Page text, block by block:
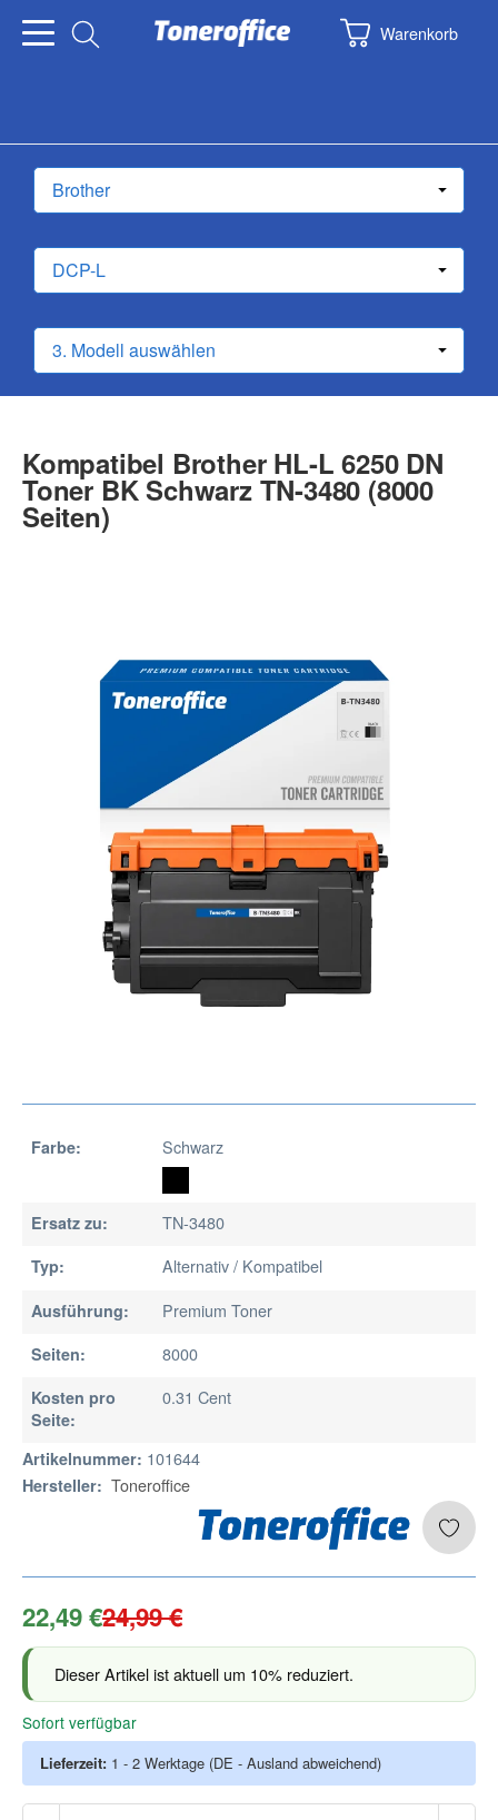
Warenkorb
Kompatibel Brother HL-L 6250 DN
Toner BK Schwarz TN-3480 (8000
Seiten)
Farbe: Schwarz
Ersatz zu: TN-3480
Typ: Alternativ / Kompatibel
Ausführung: Premium Toner
Seiten: 8000
Kosten pro
Seite:
0.31 Cent
Artikelnummer: 101644
Hersteller: Toneroffice
22,49 €24,99 €
Dieser Artikel ist aktuell um 10% reduziert.
Sofort verfügbar
Lieferzeit: 1 - 2 Werktage (DE - Ausland abweichend)